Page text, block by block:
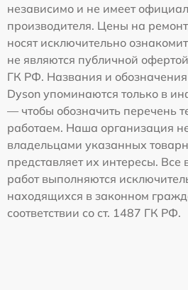
независимо и не имеет
производителя. Цены на
носят исключительно
не являются публичной
ГК РФ. Названия и
Dyson упоминаются только в
— чтобы обозначить перечень
работаем. Наша организация
владельцами указанных
представляет их интересы.
работ выполняются
находящихся в законном
соответствии со ст. 1487 ГК РФ.